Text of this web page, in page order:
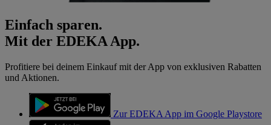
Einfach sparen.
Mit der EDEKA App.
Profitiere bei deinem Einkauf mit der App von exklusiven Rabatten
und Aktionen.
Zur EDEKA App im Google Playstore